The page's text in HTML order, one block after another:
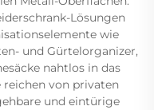
Lösungen
wie
und Gürtelorganizer,
nahtlos in das
reichen von privaten
und eintürige